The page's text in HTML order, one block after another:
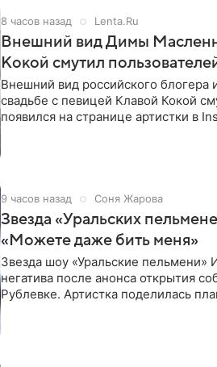
8 часов назад Lenta.Ru
Внешний вид Димы
Кокой смутил
Внешний вид российского
свадьбе с певицей Клавой Кокой
появился на странице артистки в
9 часов назад Соня Жарова
Звезда «Уральских
«Можете даже бить меня»
Звезда шоу «Уральские пельмени»
негатива после анонса открытия
Рублевке. Артистка поделилась